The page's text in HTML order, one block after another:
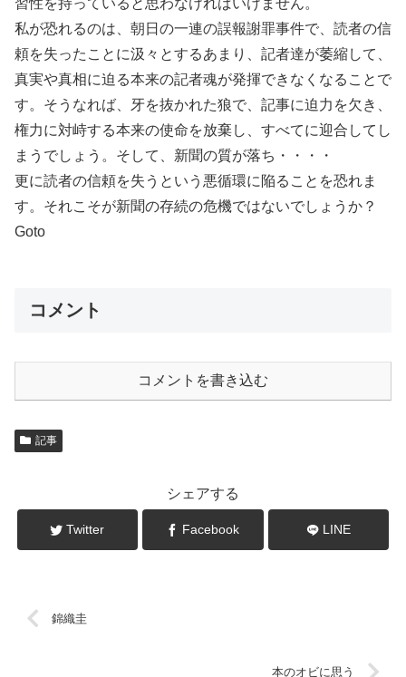
習性を持っていると思わなければいけません。
私が恐れるのは、朝日の一連の誤報謝罪事件で、読者の信
頼を失ったことに汲々とするあまり、記者達が萎縮して、
真実や真相に迫る本来の記者魂が発揮できなくなることで
す。そうなれば、牙を抜かれた狼で、記事に迫力を欠き、
権力に対峙する本来の使命を放棄し、すべてに迎合してし
まうでしょう。そして、新聞の質が落ち・・・・
更に読者の信頼を失うという悪循環に陥ることを恐れま
す。それこそが新聞の存続の危機ではないでしょうか？
Goto
コメント
コメントを書き込む
記事
シェアする
Twitter Facebook LINE
錦織圭
本のオビに思う